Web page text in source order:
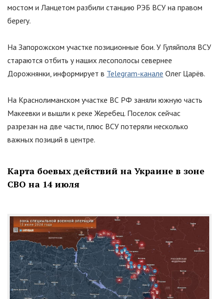
мостом и Ланцетом разбили станцию РЭБ ВСУ на правом
берегу.
На Запорожском участке позиционные бои. У Гуляйполя ВСУ
стараются отбить у наших лесополосы севернее
Дорожнянки, информирует в Telegram-канале Олег Царёв.
На Краснолиманском участке ВС РФ заняли южную часть
Макеевки и вышли к реке Жеребец. Поселок сейчас
разрезан на две части, плюс ВСУ потеряли несколько
важных позиций в центре.
Карта боевых действий на Украине в зоне
СВО на 14 июля